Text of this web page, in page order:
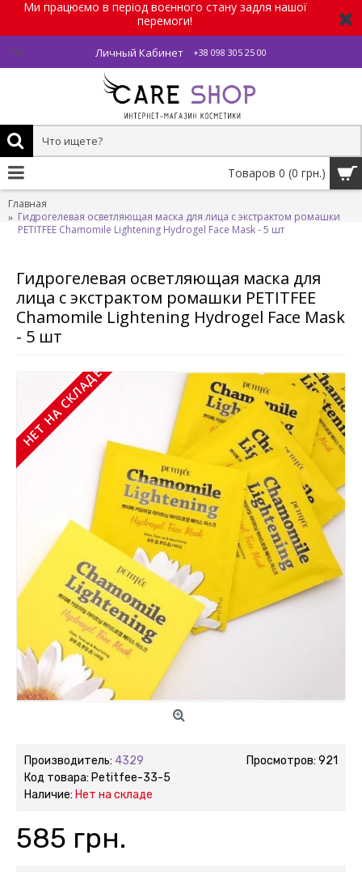
Ми працюємо в період воєнного стану задля нашої
перемоги!
Рус Личный Кабинет +38 098 305 25 00
Товаров 0 (0 грн.)
Главная
Гидрогелевая осветляющая маска для лица с экстрактом ромашки
PETITFEE Chamomile Lightening Hydrogel Face Mask - 5 шт
Гидрогелевая осветляющая маска для
лица с экстрактом ромашки PETITFEE
Chamomile Lightening Hydrogel Face Mask
- 5 шт
НЕТ НА СКЛАДЕ
Просмотров: 921
Производитель: 4329
Код товара: Petitfee-33-5
Наличие: Нет на складе
585 грн.